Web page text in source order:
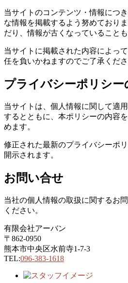
当サイトのコンテンツ・情報につ
な情報を掲載するよう努めており
だり、情報が古くなっていることも
当サイトに掲載された内容によっ
任を負いかねますのでご了承くださ
プライバシーポリシー
当サイトは、個人情報に関して適
するとともに、本ポリシーの内容
めます。
修正された最新のプライバシーポ
開示されます。
お問い合せ
当社の個人情報の取扱に関するお
ください。
有限会社アーバン
〒862-0950
熊本市中央区水前寺1-7-3
TEL:096-383-1618